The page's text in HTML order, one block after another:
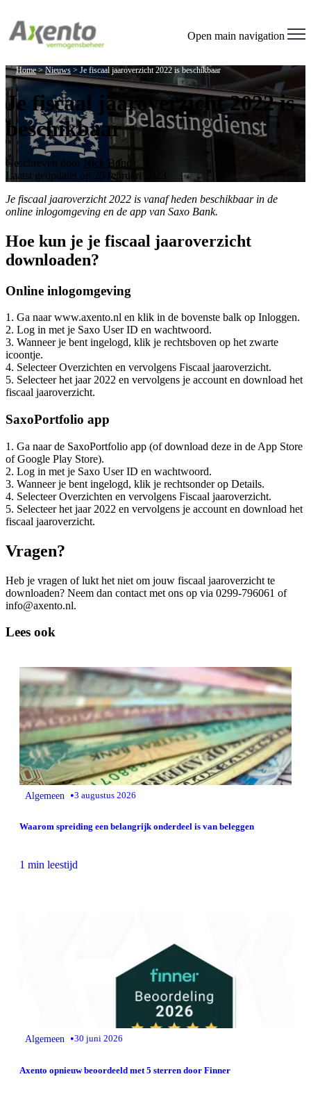
Open main navigation
Home>Nieuws > Je fiscaal jaaroverzicht 2022 is beschikbaar
Je fiscaal jaaroverzicht 2022 is
beschikbaar
Geschreven door Nick Bond
Laatst geüpdatet op 25 februari 2023
Je fiscaal jaaroverzicht 2022 is vanaf heden beschikbaar in de
online inlogomgeving en de app van Saxo Bank.
Hoe kun je je fiscaal jaaroverzicht
downloaden?
Online inlogomgeving
1. Ga naar www.axento.nl en klik in de bovenste balk op Inloggen.
2. Log in met je Saxo User ID en wachtwoord.
3. Wanneer je bent ingelogd, klik je rechtsboven op het zwarte
icoontje.
4. Selecteer Overzichten en vervolgens Fiscaal jaaroverzicht.
5. Selecteer het jaar 2022 en vervolgens je account en download het
fiscaal jaaroverzicht.
SaxoPortfolio app
1. Ga naar de SaxoPortfolio app (of download deze in de App Store
of Google Play Store).
2. Log in met je Saxo User ID en wachtwoord.
3. Wanneer je bent ingelogd, klik je rechtsonder op Details.
4. Selecteer Overzichten en vervolgens Fiscaal jaaroverzicht.
5. Selecteer het jaar 2022 en vervolgens je account en download het
fiscaal jaaroverzicht.
Vragen?
Heb je vragen of lukt het niet om jouw fiscaal jaaroverzicht te
downloaden? Neem dan contact met ons op via 0299-796061 of
info@axento.nl.
Lees ook
Algemeen •3 augustus 2026
Waarom spreiding een belangrijk onderdeel is van beleggen
1 min leestijd
Algemeen •30 juni 2026
Axento opnieuw beoordeeld met 5 sterren door Finner